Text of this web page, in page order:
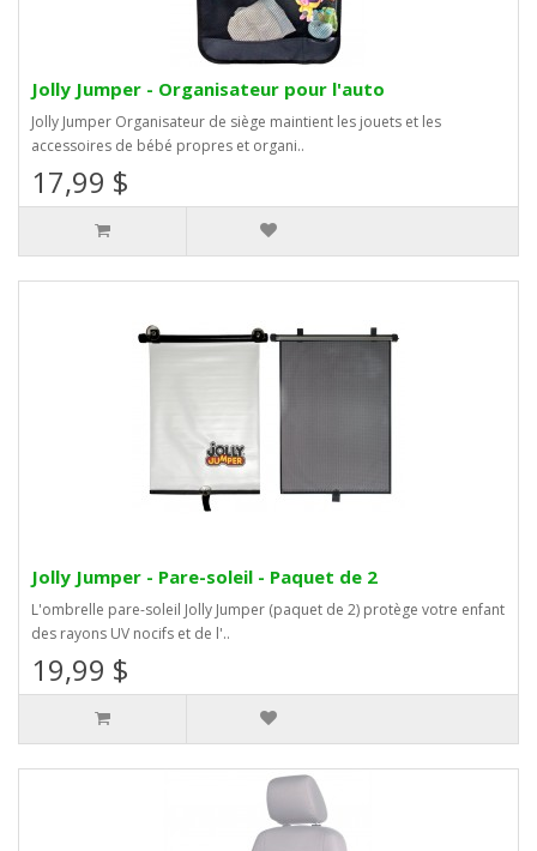
Jolly Jumper - Organisateur pour l'auto
Jolly Jumper Organisateur de siège maintient les jouets et les
accessoires de bébé propres et organi..
17,99 $
Jolly Jumper - Pare-soleil - Paquet de 2
L'ombrelle pare-soleil Jolly Jumper (paquet de 2) protège votre enfant
des rayons UV nocifs et de l'..
19,99 $